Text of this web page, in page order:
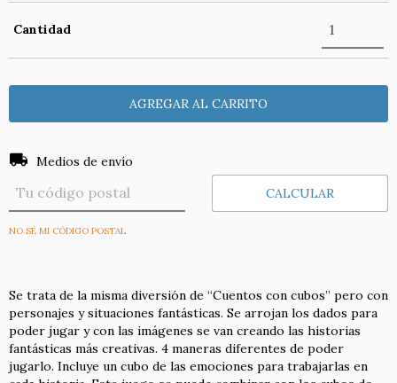
Cantidad
Entregas para el CP:
Medios de envío
CALCULAR
NO SÉ MI CÓDIGO POSTAL
Se trata de la misma diversión de “Cuentos con cubos” pero con
personajes y situaciones fantásticas. Se arrojan los dados para
poder jugar y con las imágenes se van creando las historias
fantásticas más creativas. 4 maneras diferentes de poder
jugarlo. Incluye un cubo de las emociones para trabajarlas en